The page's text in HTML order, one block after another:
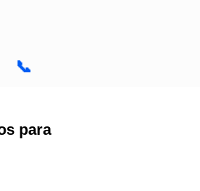
📞
para